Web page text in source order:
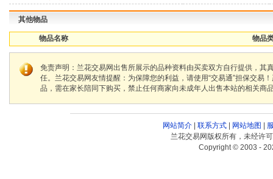
其他物品
物品名称 物品
免责声明：兰花交易网出售所展示的品种资料由买卖双方自行提供，
任。兰花交易网友情提醒：为保障您的利益，请使用“交易通”担保交
品，需在家长陪同下购买，禁止任何商家向未成年人出售本站的相关商
网站简介| 联系方式| 网站地图
兰花交易网版权所有，未经许
Copyright © 2003 -